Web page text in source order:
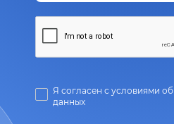
Я согласен с условиями
данных